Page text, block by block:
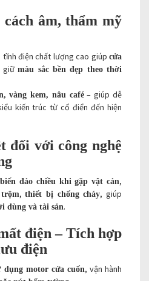
cách âm, thẩm mỹ
điện chất lượng cao giúp cửa
giữmàu sắc bền đẹp theo thời
vàng kem, nâu café– giúp dễ
kiến trúc từ cổ điển đến hiện
đối với công nghệ
đảo chiều khi gặp vật cản,
,thiết bị chống cháy, giúp
dùng và tài sản.
điện – Tích hợp
điện
dụng motor cửa cuốn, vận hành